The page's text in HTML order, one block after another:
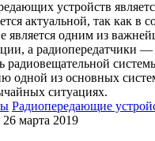
устройств
актуальной, так как в
является одним из
а радиопередатчики —
радиовещательной
одной из основных
ситуациях.
Радиопередающие
26 марта 2019